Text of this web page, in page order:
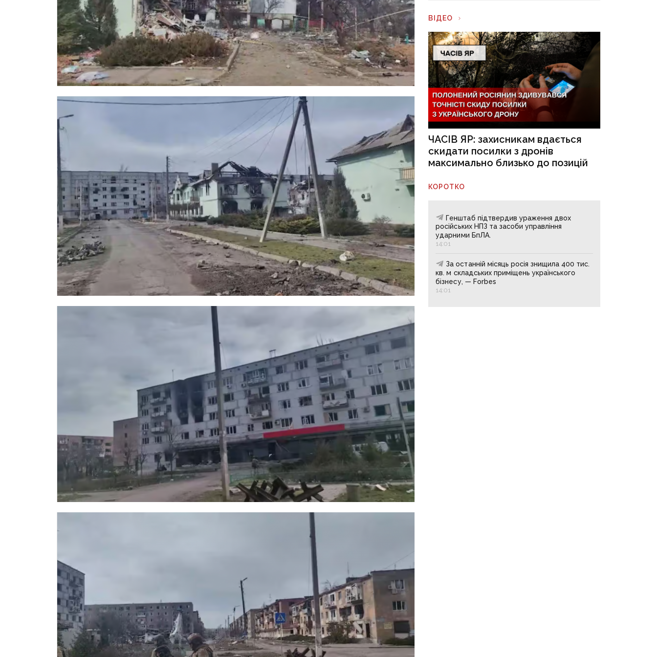
ВІДЕО
ЧАСІВ ЯР: захисникам вдається
скидати посилки з дронів
максимально близько до позицій
КОРОТКО
Генштаб підтвердив ураження двох
російських НПЗ та засоби управління
ударними БпЛА.
14:01
За останній місяць росія знищила 400 тис.
кв. м складських приміщень українського
бізнесу, — Forbes
14:01